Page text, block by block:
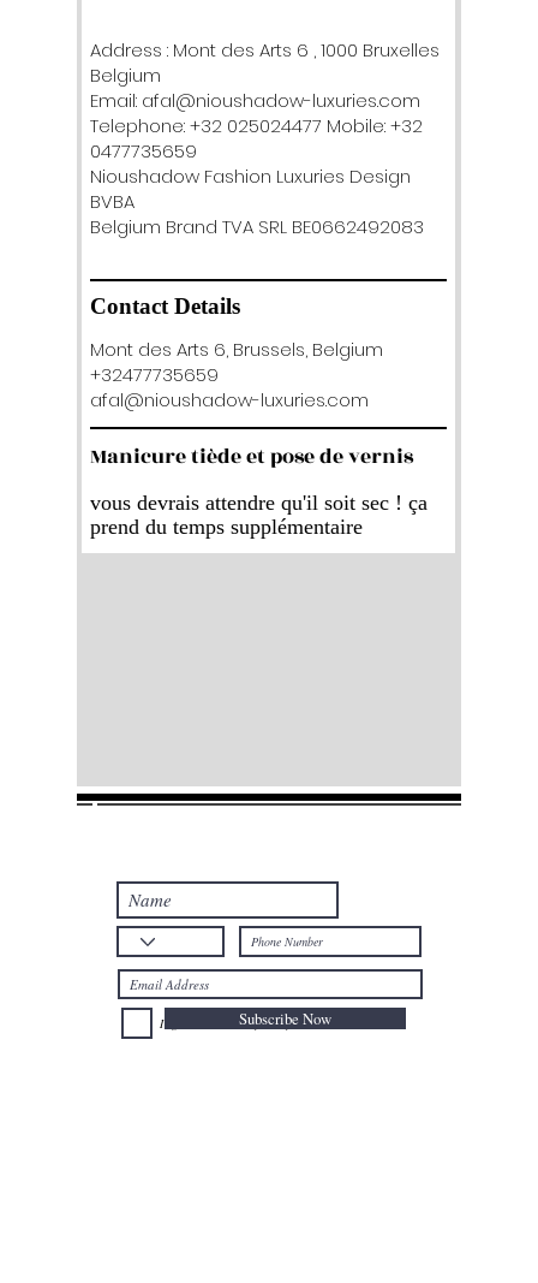
Address : Mont des Arts 6 , 1000 Bruxelles
Belgium
Email: afal@nioushadow-luxuries.com
Telephone: +32 025024477 Mobile: +32
0477735659
Nioushadow Fashion Luxuries Design
BVBA
Belgium Brand TVA SRL BE0662492083
Contact Details
Mont des Arts 6, Brussels, Belgium
+32477735659
afal@nioushadow-luxuries.com
Manicure tiède et pose de vernis
vous devrais attendre qu'il soit sec ! ça
prend du temps supplémentaire
I agree to the Privacy Policy.
Subscribe Now